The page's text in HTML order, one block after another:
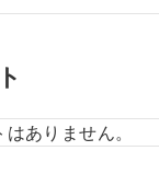
ありません。